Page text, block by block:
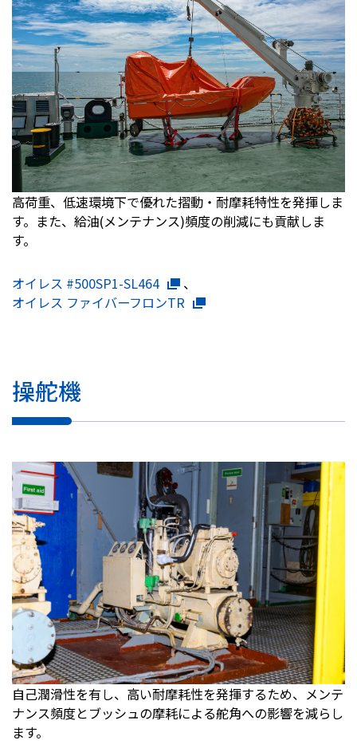
高荷重、低速環境下で優れた摺動・耐摩耗特性を発揮しま
す。また、給油(メンテナンス)頻度の削減にも貢献しま
す。
オイレス #500SP1-SL464
、
オイレス ファイバーフロンTR
操舵機
自己潤滑性を有し、高い耐摩耗性を発揮するため、メンテ
ナンス頻度とブッシュの摩耗による舵角への影響を減らし
ます。